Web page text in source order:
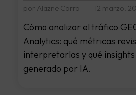
por Alazne Carro 12 marzo,
Cómo analizar el tráfico
Analytics: qué métricas
interpretarlas y qué
generado por IA.